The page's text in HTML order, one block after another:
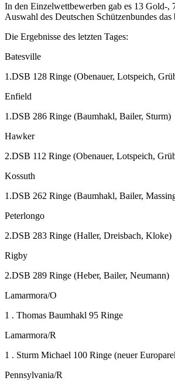
In den Einzelwettbewerben gab es 13 Gold-
Auswahl des Deutschen Schützenbundes das
Die Ergebnisse des letzten Tages:
Batesville
1.DSB 128 Ringe (Obenauer, Lotspeich,
Enfield
1.DSB 286 Ringe (Baumhakl, Bailer, Sturm)
Hawker
2.DSB 112 Ringe (Obenauer, Lotspeich,
Kossuth
1.DSB 262 Ringe (Baumhakl, Bailer,
Peterlongo
2.DSB 283 Ringe (Haller, Dreisbach, Kloke)
Rigby
2.DSB 289 Ringe (Heber, Bailer, Neumann)
Lamarmora/O
1 . Thomas Baumhakl 95 Ringe
Lamarmora/R
1 . Sturm Michael 100 Ringe (neuer
Pennsylvania/R